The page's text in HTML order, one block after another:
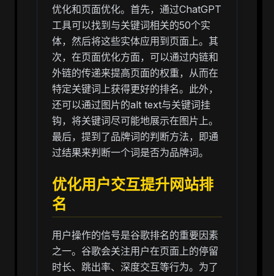
优化和页面优化。首先，通过ChatGPT
工具可以找到与关键词相关的50个实
体，然后将这些实体应用到页面上。其
次，在页面优化方面，可以通过内链和
外链的传递来提高页面的权重，从而在
特定关键词上获得更好的排名。此外，
还可以通过图片的alt text与关键词挂
钩，将关键词尽可能地展示在图片上。
最后，提到了品牌词的判断方法，即通
过结果来判断一个词是否为品牌词。
优化用户交互提升网站排
名
用户操作的信号是谷歌排名的重要因素
之一。谷歌会关注用户在页面上的停留
时长、跳出率、深度交互等行为。为了